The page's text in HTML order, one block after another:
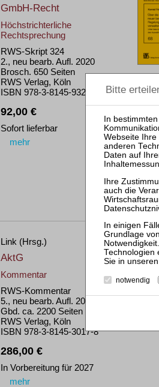
GmbH-Recht
Höchstrichterliche
Rechtsprechung
RWS-Skript 324
2., neu bearb. Aufl. 2020
Brosch. 650 Seiten
RWS Verlag, Köln
ISBN 978-3-8145-9324-1
92,00 €
Sofort lieferbar
mehr
Link (Hrsg.)
AktG
Kommentar
RWS-Kommentar
5., neu bearb. Aufl. 2027
Gbd. ca. 2200 Seiten
RWS Verlag, Köln
ISBN 978-3-8145-3017-8
286,00 €
In Vorbereitung für 2027
mehr
notwendig